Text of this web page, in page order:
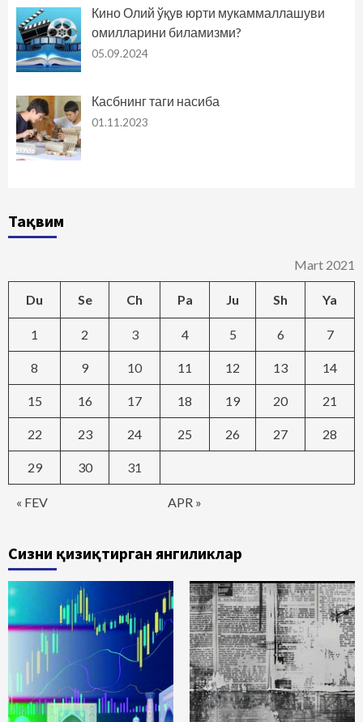
Кино Олий ўқув юрти мукаммаллашуви
омилларини биламизми?
05.09.2024
Касбнинг таги насиба
01.11.2023
Тақвим
Mart 2021
Du Se Ch Pa Ju Sh Ya
« FEV APR »
1 2 3 4 5 6 7
8 9 10 11 12 13 14
15 16 17 18 19 20 21
22 23 24 25 26 27 28
29 30 31
Сизни қизиқтирган янгиликлар